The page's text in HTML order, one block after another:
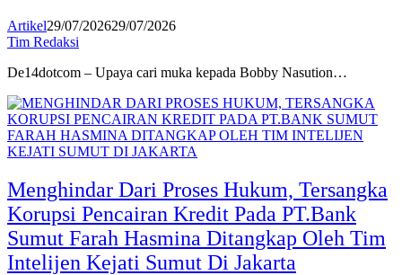
Artikel29/07/202629/07/2026
Tim Redaksi
De14dotcom – Upaya cari muka kepada Bobby Nasution…
Menghindar Dari Proses Hukum, Tersangka
Korupsi Pencairan Kredit Pada PT.Bank
Sumut Farah Hasmina Ditangkap Oleh Tim
Intelijen Kejati Sumut Di Jakarta